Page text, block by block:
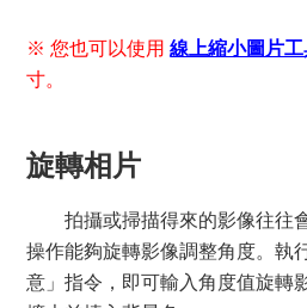
※ 您也可以使用線上縮小圖片工
寸。
旋轉相片
拍攝或掃描得來的影像往往
操作能夠旋轉影像調整角度。執
意」指令，即可輸入角度值旋轉